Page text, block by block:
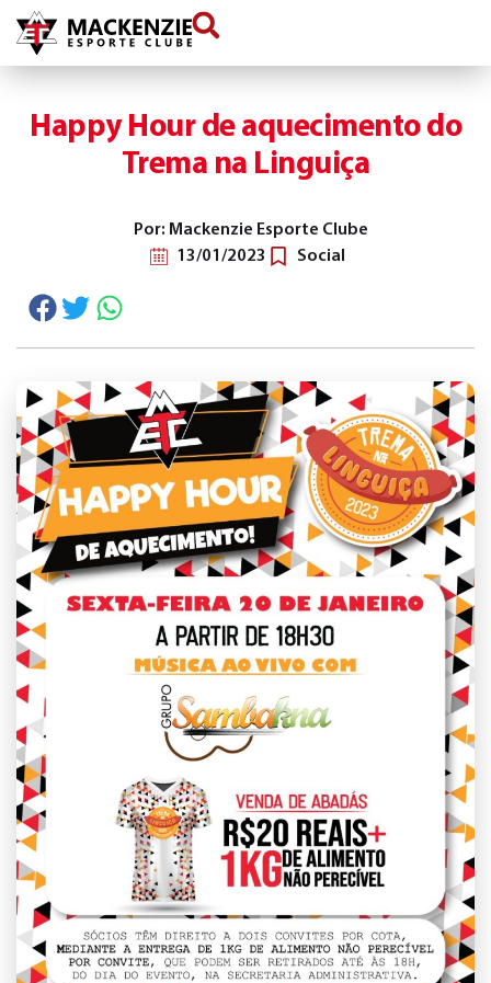
conteúdo
Happy Hour de aquecimento do
Trema na Linguiça
Por: Mackenzie Esporte Clube
13/01/2023
Social